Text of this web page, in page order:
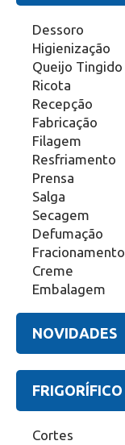
Dessoro
Higienização
Queijo Tingido
Ricota
Recepção
Fabricação
Filagem
Resfriamento
Prensa
Salga
Secagem
Defumação
Fracionamento
Creme
Embalagem
NOVIDADES
FRIGORÍFICO
Cortes